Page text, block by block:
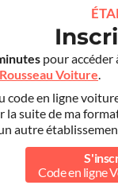
pour accéder
Voiture.
code en ligne
la suite de ma
autre
Code en ligne